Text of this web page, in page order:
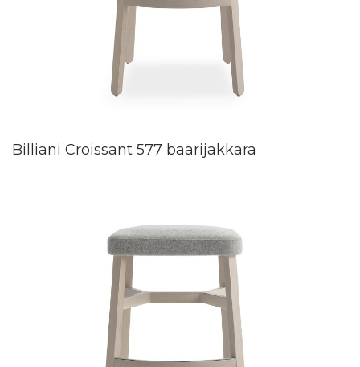
Billiani Croissant 577 baarijakkara